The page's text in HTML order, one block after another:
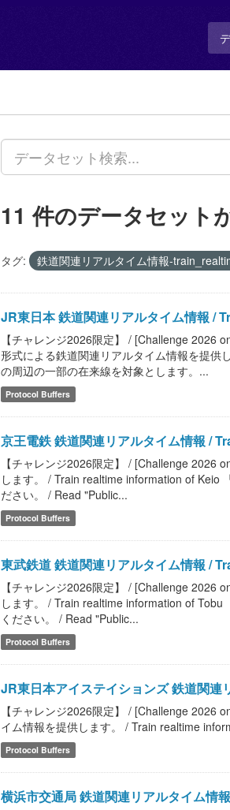
11 件のデータセット
タグ: 鉄道関連リアルタイム情報-
JR東日本 鉄道関連リアルタイム情報 /
【チャレンジ2026限定】 / [Challenge 2026
形式による鉄道関連リアルタイム情報を提
の周辺の一部の在来線を対象とします。...
Protocol Buffers
京王電鉄 鉄道関連リアルタイム情報 /
【チャレンジ2026限定】 / [Challenge 2026
します。 / Train realtime information of Keio
ださい。 / Read "Public...
Protocol Buffers
東武鉄道 鉄道関連リアルタイム情報 /
【チャレンジ2026限定】 / [Challenge 2026
します。 / Train realtime information of Tobu
ください。 / Read "Public...
Protocol Buffers
JR東日本アイステイションズ 鉄道関
【チャレンジ2026限定】 / [Challenge 2026
イム情報を提供します。 / Train realtime
Protocol Buffers
横浜市交通局 鉄道関連リアルタイム